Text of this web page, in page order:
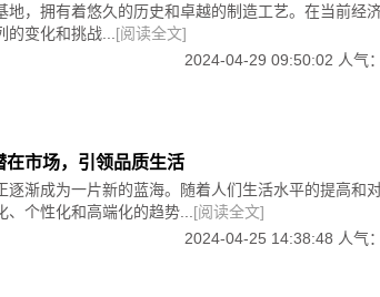
地，拥有着悠久的历史和卓越的制造工艺。在当前经
变化和挑战... [阅读全文]
2024-04-29 09:50:02 人气
在市场，引领品质生活
逐渐成为一片新的蓝海。随着人们生活水平的提高和
个性化和高端化的趋势... [阅读全文]
2024-04-25 14:38:48 人气